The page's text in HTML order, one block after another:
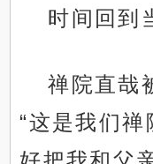
时间回到
禅院直哉
“这是我们